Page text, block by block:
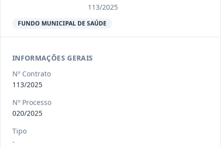
Termo
contrato a contratação de emp
Situação
012-
113/2025
FUNDO MUNICIPAL DE SAÚDE
INFORMAÇÕES GERAIS
Nº Contrato
113/2025
Nº Processo
020/2025
Tipo
-